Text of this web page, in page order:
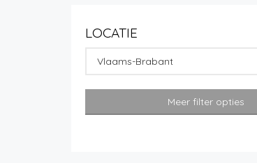
LOCATIE
Vlaams-Brabant
Meer filter opties